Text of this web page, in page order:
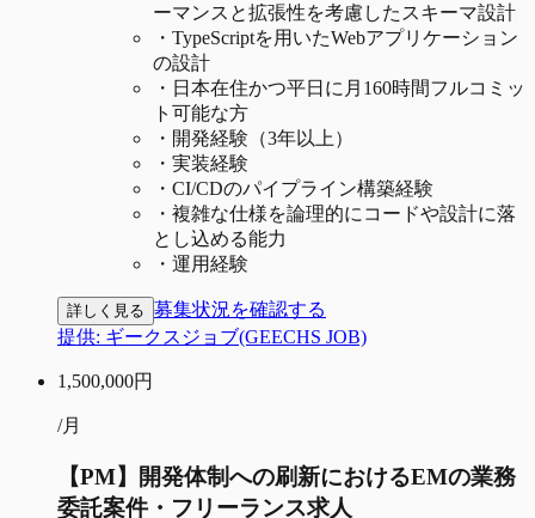
ーマンスと拡張性を考慮したスキーマ設計
・ TypeScriptを用いたWebアプリケーション
の設計
・ 日本在住かつ平日に月160時間フルコミッ
ト可能な方
・ 開発経験（3年以上）
・ 実装経験
・ CI/CDのパイプライン構築経験
・ 複雑な仕様を論理的にコードや設計に落
とし込める能力
・ 運用経験
詳しく見る 募集状況を確認する
提供: ギークスジョブ(GEECHS JOB)
1,500,000円
/月
【PM】開発体制への刷新におけるEMの業務
委託案件・フリーランス求人